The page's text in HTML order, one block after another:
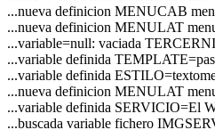
...nueva definicion MENUCAB
...nueva definicion MENULAT
...variable=null: vaciada
...variable definida
...variable definida
...nueva definicion MENULAT
...variable definida SERVICIO=El
...buscada variable fichero